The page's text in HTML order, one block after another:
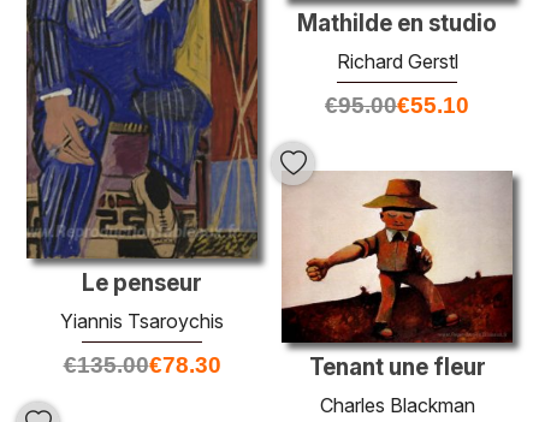
Mathilde en studio
Richard Gerstl
€95.00€55.10
Le penseur
Yiannis Tsaroychis
€135.00€78.30 Tenant une fleur
Charles Blackman